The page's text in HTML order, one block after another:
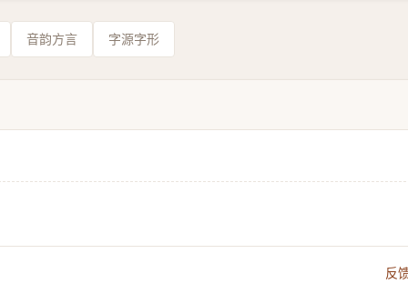
音韵方言 字源字形
反